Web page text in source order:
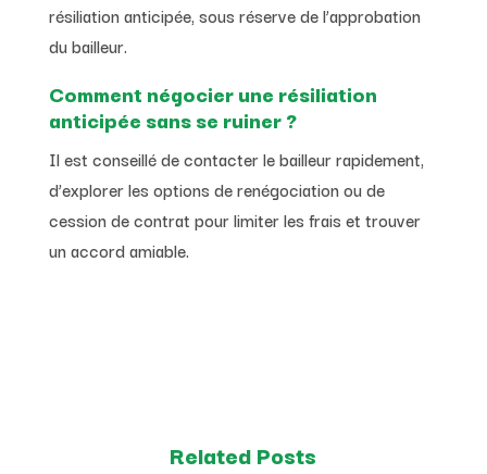
résiliation anticipée, sous réserve de l’approbation
du bailleur.
Comment négocier une résiliation
anticipée sans se ruiner ?
Il est conseillé de contacter le bailleur rapidement,
d’explorer les options de renégociation ou de
cession de contrat pour limiter les frais et trouver
un accord amiable.
Related Posts